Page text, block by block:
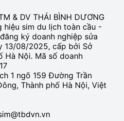
& DV THÁI BÌNH DƯƠNG
hiệu sim du lịch toàn cầu -
ký doanh nghiệp sửa
13/08/2025, cấp bởi Sở
Hà Nội. Mã số doanh
1 ngõ 159 Đường Trần
Thành phố Hà Nội, Việt